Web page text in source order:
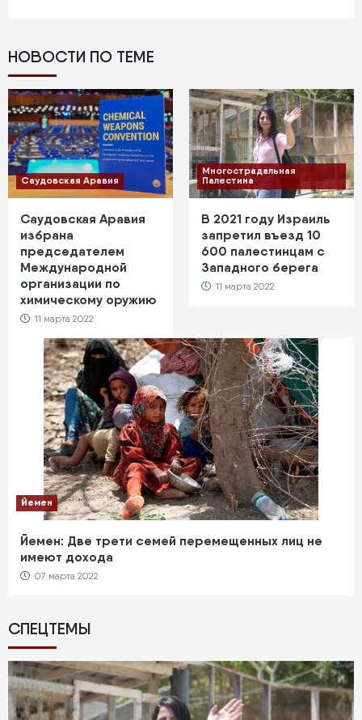
НОВОСТИ ПО ТЕМЕ
Саудовская Аравия
Саудовская Аравия
избрана
председателем
Международной
организации по
химическому оружию
11 марта 2022
Многострадальная
Палестина
В 2021 году Израиль
запретил въезд 10
600 палестинцам с
Западного берега
11 марта 2022
Йемен
Йемен: Две трети семей перемещенных лиц не
имеют дохода
07 марта 2022
СПЕЦТЕМЫ